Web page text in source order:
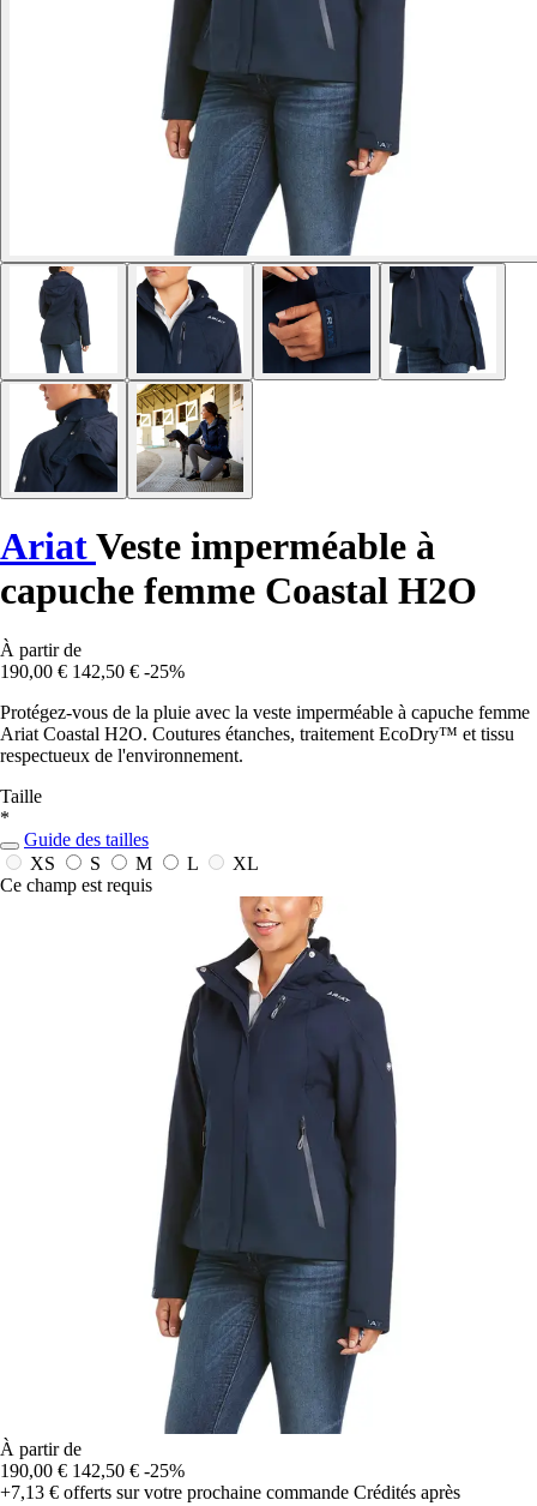
AriatVeste imperméable à
capuche femme Coastal H2O
À partir de
190,00 € 142,50 € -25%
Protégez-vous de la pluie avec la veste imperméable à capuche femme
Ariat Coastal H2O. Coutures étanches, traitement EcoDry™ et tissu
respectueux de l'environnement.
Taille
*
Guide des tailles
XS
S M L
XL
Ce champ est requis
À partir de
190,00 € 142,50 € -25%
+7,13 € offerts sur votre prochaine commande Crédités après